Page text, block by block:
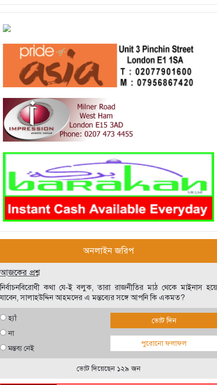
অনলাইন জরিপ
আজকের প্রশ্ন
নির্বাচনবিরোধী কথা যে-ই বলুক, তারা রাজনীতির মাঠ থেকে মাইনাস হয়ে
যাবেন, সালাহউদ্দিন আহমদের এ মন্তব্যের সঙ্গে আপনি কি একমত?
হ্যাঁ
না
মন্তব্য নেই
ভোট দিন
পুরোনো ফলাফল
ভোট দিয়েছেন ১২৯ জন